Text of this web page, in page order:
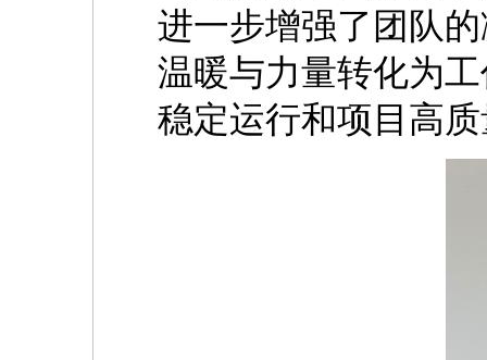
进一步增强了团队
温暖与力量转化为
稳定运行和项目高